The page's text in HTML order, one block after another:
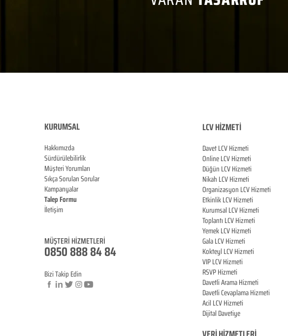
KURUMSAL
Hakkımızda
Sürdürülebilirlik
Müşteri Yorumları
Sıkça Sorulan Sorular
Kampanyalar
Talep Formu
İletişim
MÜŞTERİ HİZMETLERİ
0850 888 8484
Bizi Takip Edin
LCV HİZMETİ
Davet LCV Hizmeti
Online LCV Hizmeti
Düğün LCV Hizmeti
Nikah LCV Hizmeti
Organizasyon LCV Hizmeti
Etkinlik LCV Hizmeti
Kurumsal LCV Hizmeti
Toplantı LCV Hizmeti
Yemek LCV Hizmeti
Gala LCV Hizmeti
Kokteyl LCV Hizmeti
VIP LCV Hizmeti
RSVP Hizmeti
Davetli Arama Hizmeti
Davetli Cevaplama Hizmeti
Acil LCV Hizmeti
Dijital Davetiye